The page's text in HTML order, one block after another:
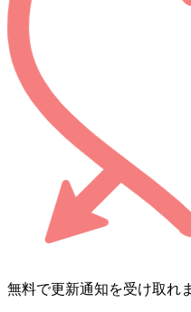
無料で更新通知を受け取れ